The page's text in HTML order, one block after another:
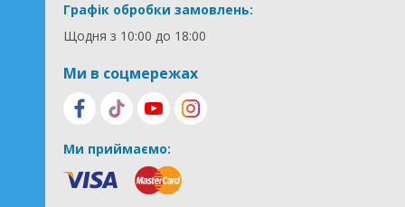
Графік обробки замовлень:
Щодня з 10:00 до 18:00
Ми в соцмережах
Ми приймаємо: